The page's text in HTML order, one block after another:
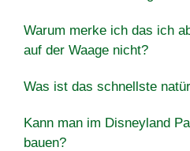
Warum merke ich das ich
auf der Waage nicht?
Was ist das schnellste
Kann man im Disneyland
bauen?